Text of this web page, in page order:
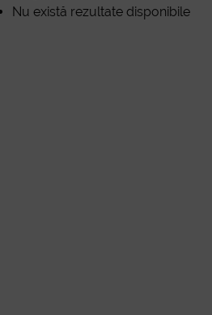
Nu există rezultate disponibile